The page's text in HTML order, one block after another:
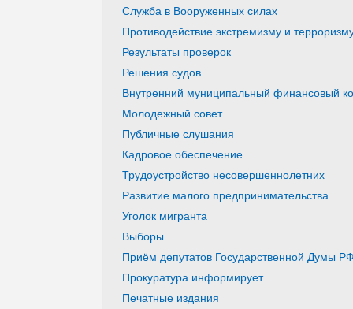
Служба в Вооруженных силах
Противодействие экстремизму и
Результаты проверок
Решения судов
Внутренний муниципальный финансовый
Молодежный совет
Публичные слушания
Кадровое обеспечение
Трудоустройство несовершеннолетних
Развитие малого предпринимательства
Уголок мигранта
Выборы
Приём депутатов Государственной Думы
Прокуратура информирует
Печатные издания